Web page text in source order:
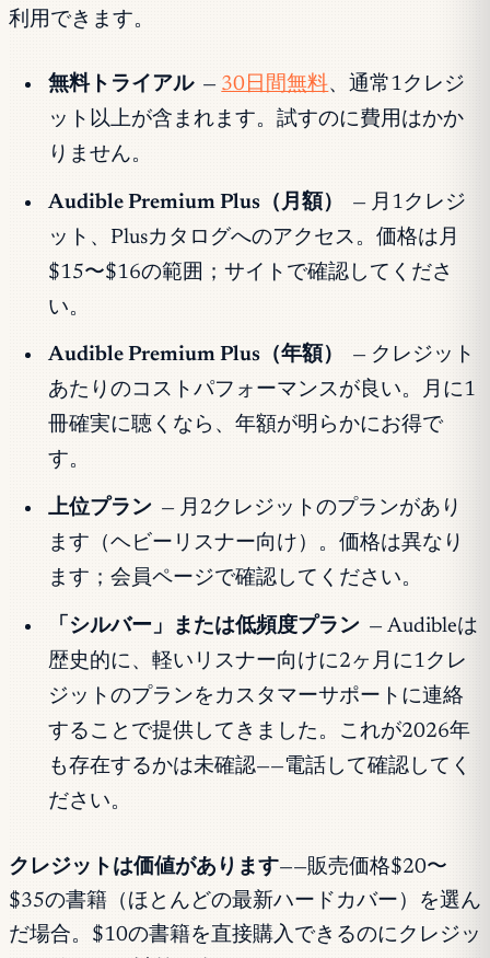
利用できます。
無料トライアル — 30日間無料、通常1クレジ
ット以上が含まれます。試すのに費用はかか
りません。
Audible Premium Plus（月額）
— 月1クレジ
ット、Plusカタログへのアクセス。価格は月
$15〜$16の範囲；サイトで確認してくださ
い。
Audible Premium Plus（年額）
— クレジット
あたりのコストパフォーマンスが良い。月に1
冊確実に聴くなら、年額が明らかにお得で
す。
上位プラン — 月2クレジットのプランがあり
ます（ヘビーリスナー向け）。価格は異なり
ます；会員ページで確認してください。
「シルバー」または低頻度プラン — Audibleは
歴史的に、軽いリスナー向けに2ヶ月に1クレ
ジットのプランをカスタマーサポートに連絡
することで提供してきました。これが2026年
も存在するかは未確認——電話して確認してく
ださい。
クレジットは価値があります——販売価格$20〜
$35の書籍（ほとんどの最新ハードカバー）を選ん
だ場合。$10の書籍を直接購入できるのにクレジッ